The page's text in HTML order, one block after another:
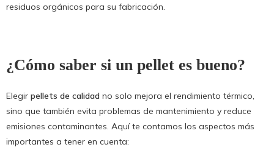
residuos orgánicos para su fabricación.
¿Cómo saber si un pellet es bueno?
Elegir pellets de calidad no solo mejora el rendimiento térmico,
sino que también evita problemas de mantenimiento y reduce
emisiones contaminantes. Aquí te contamos los aspectos más
importantes a tener en cuenta: